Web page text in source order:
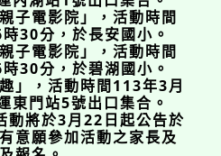
子電影院」，活動時間
30分，於長安國小。
子電影院」，活動時間
30分，於碧湖國小。
」，活動時間113年3月
東門站5號出口集合。
動將於3月22日起公告於
意願參加活動之家長及